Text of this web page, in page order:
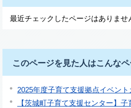
最近チェックしたページはありませ
このページを見た人はこんな
2025年度子育て支援拠点イベン
【茨城町子育て支援センター】